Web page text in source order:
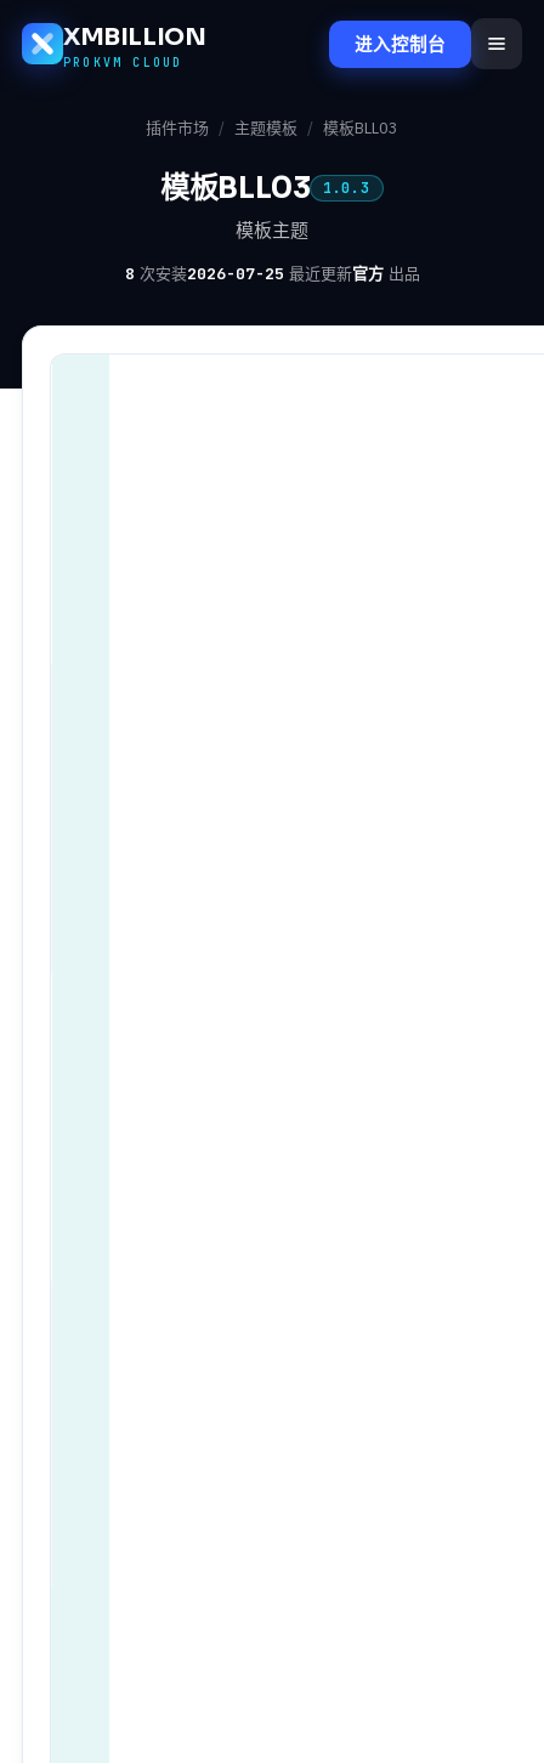
XMBILLION
PROKVM CLOUD
进入控制台
插件市场 / 主题模板 / 模板BLL03
模板BLL03 1.0.3
模板主题
8 次安装2026-07-25 最近更新官方 出品